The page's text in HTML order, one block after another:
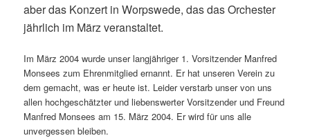
aber das Konzert in Worpswede, das das Orchester
jährlich im März veranstaltet.
Im März 2004 wurde unser langjähriger 1. Vorsitzender Manfred
Monsees zum Ehrenmitglied ernannt. Er hat unseren Verein zu
dem gemacht, was er heute ist. Leider verstarb unser von uns
allen hochgeschätzter und liebenswerter Vorsitzender und Freund
Manfred Monsees am 15. März 2004. Er wird für uns alle
unvergessen bleiben.